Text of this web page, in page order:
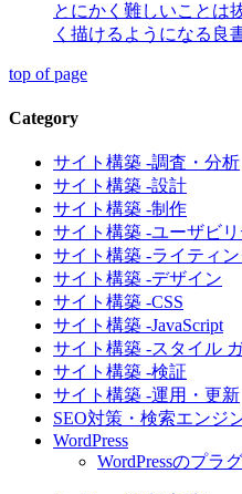
とにかく難しいことは
く描けるようになる良
top of page
Category
サイト構築 -調査・分析
サイト構築 -設計
サイト構築 -制作
サイト構築 -ユーザビリ
サイト構築 -ライティ
サイト構築 -デザイン
サイト構築 -CSS
サイト構築 -JavaScript
サイト構築 -スタイル
サイト構築 -検証
サイト構築 -運用・更新
SEO対策・検索エンジ
WordPress
WordPressのプラ